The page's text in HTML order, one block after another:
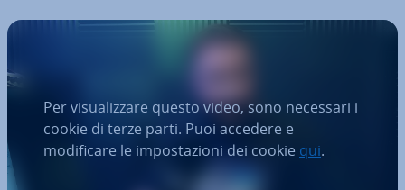
Per visualizzare questo video, sono necessari i
cookie di terze parti. Puoi accedere e
modificare le impostazioni dei cookie qui.